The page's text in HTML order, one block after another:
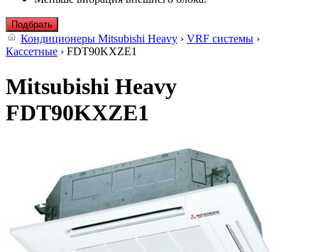
Подбрать
Кондиционеры Mitsubishi Heavy › VRF системы ›
Кассетные › FDT90KXZE1
Mitsubishi Heavy
FDT90KXZE1